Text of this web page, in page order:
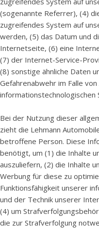
(sogenannte Referrer), (4)
zugreifendes System auf
werden, (5) das Datum und
Internetseite, (6) eine
(7) der Internet-Service-
(8) sonstige ähnliche Daten
Gefahrenabwehr im Falle
informationstechnologischen
Bei der Nutzung dieser
zieht die Lehmann
betroffene Person. Diese
benötigt, um (1) die Inhalte
auszuliefern, (2) die Inhalte
Werbung für diese zu
Funktionsfähigkeit unserer
und der Technik unserer
(4) um
die zur Strafverfolgung